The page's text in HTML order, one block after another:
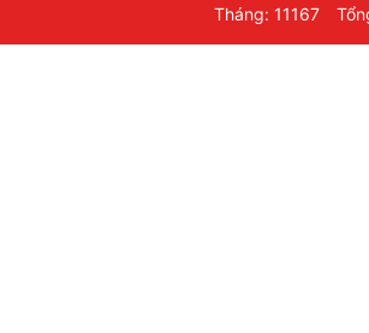
Tháng: 11167